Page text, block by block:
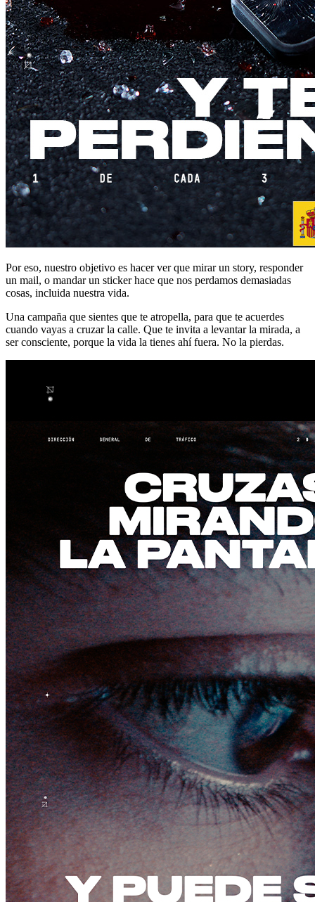
Por eso, nuestro objetivo es hacer ver que mirar un story, responder
un mail, o mandar un sticker hace que nos perdamos demasiadas
cosas, incluida nuestra vida.
Una campaña que sientes que te atropella, para que te acuerdes
cuando vayas a cruzar la calle. Que te invita a levantar la mirada, a
ser consciente, porque la vida la tienes ahí fuera. No la pierdas.